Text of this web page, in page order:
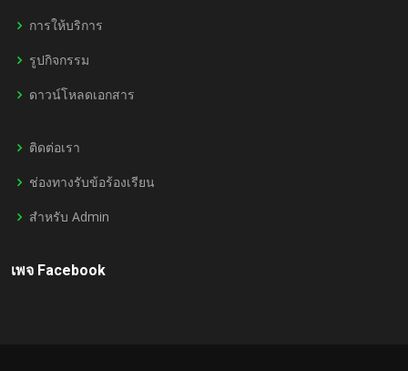
การให้บริการ
รูปกิจกรรม
ดาวน์โหลดเอกสาร
ติดต่อเรา
ช่องทางรับข้อร้องเรียน
สำหรับ Admin
เพจ Facebook